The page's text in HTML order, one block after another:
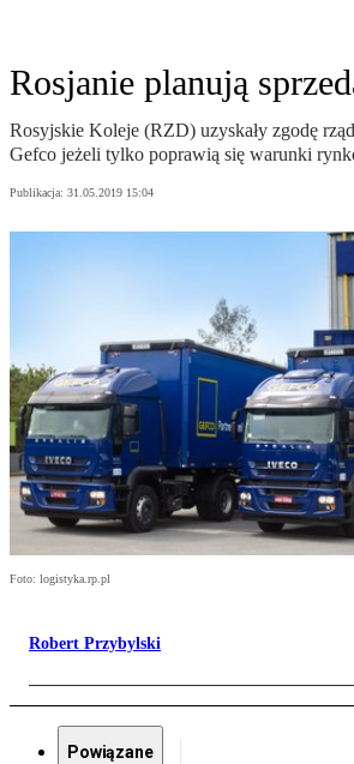
Rosjanie planują
Rosyjskie Koleje (RZD) uzyskały zgodę
Gefco jeżeli tylko poprawią się warunki
Publikacja: 31.05.2019 15:04
Foto: logistyka.rp.pl
Robert Przybylski
Powiązane